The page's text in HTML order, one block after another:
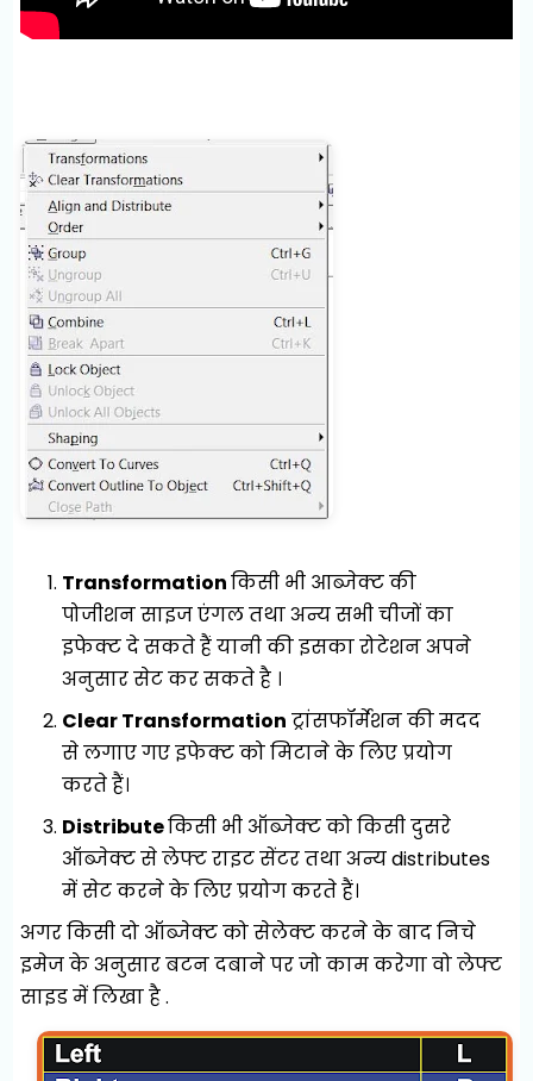
Transformationकिसी भी आब्जेक्ट की
पोजीशन साइज एंगल तथा अन्य सभी चीजों का
इफेक्ट दे सकते हैं यानी की इसका रोटेशन अपने
अनुसार सेट कर सकते है ।
Clear Transformation ट्रांसफॉर्मेशन की मदद
से लगाए गए इफेक्ट को मिटाने के लिए प्रयोग
करते हैं।
Distributeकिसी भी ऑब्जेक्ट को किसी दुसरे
ऑब्जेक्ट से लेफ्ट राइट सेंटर तथा अन्य distributes
में सेट करने के लिए प्रयोग करते हैं।
अगर किसी दो ऑब्जेक्ट को सेलेक्ट करने के बाद निचे
इमेज के अनुसार बटन दबाने पर जो काम करेगा वो लेफ्ट
साइड में लिखा है .